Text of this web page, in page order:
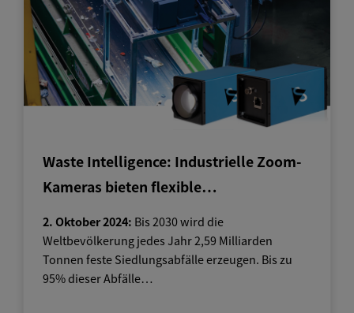
Waste Intelligence: Industrielle Zoom-
Kameras bieten flexible…
2. Oktober 2024: Bis 2030 wird die
Weltbevölkerung jedes Jahr 2,59 Milliarden
Tonnen feste Siedlungsabfälle erzeugen. Bis zu
95% dieser Abfälle…